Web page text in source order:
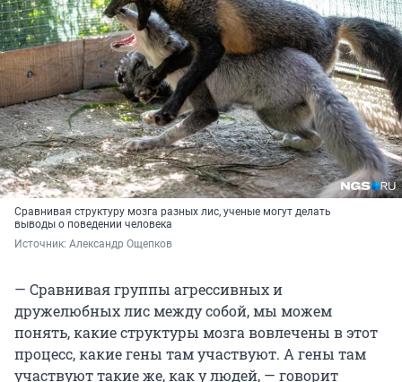
Сравнивая структуру мозга разных лис, ученые могут делать
выводы о поведении человека
Источник: Александр Ощепков
— Сравнивая группы агрессивных и
дружелюбных лис между собой, мы можем
понять, какие структуры мозга вовлечены в этот
процесс, какие гены там участвуют. А гены там
участвуют такие же, как у людей, — говорит